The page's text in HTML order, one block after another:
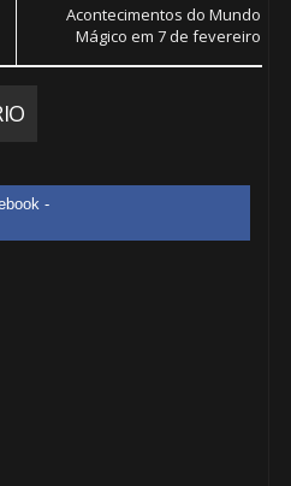
Acontecimentos do Mundo
Mágico em 7 de fevereiro
Facebook -